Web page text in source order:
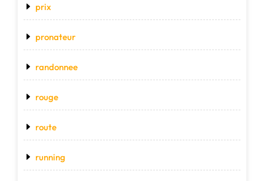
prix
pronateur
randonnee
rouge
route
running